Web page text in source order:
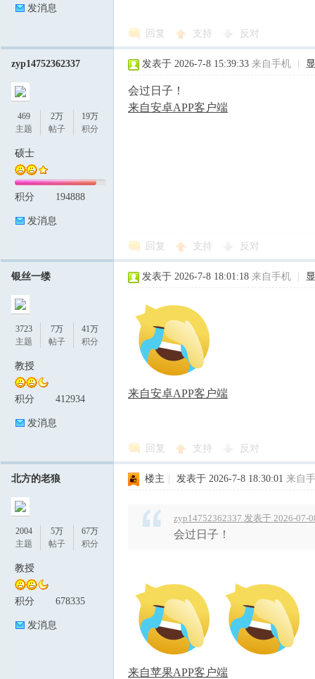
发消息
回复 支持 反对
zyp14752362337
469
主题
2万
帖子
19万
积分
硕士
积分 194888
发消息
发表于 2026-7-8 15:39:33 来自手机
会过日子！
来自安卓APP客户端
回复 支持 反对
银丝一缕
3723
主题
7万
帖子
41万
积分
教授
积分 412934
发消息
发表于 2026-7-8 18:01:18 来自手机
来自安卓APP客户端
回复 支持 反对
北方的老狼
2004
主题
5万
帖子
67万
积分
教授
积分 678335
发消息
楼主 发表于 2026-7-8 18:30:01 来自
zyp14752362337 发表于 2026-07-
会过日子！
来自苹果APP客户端